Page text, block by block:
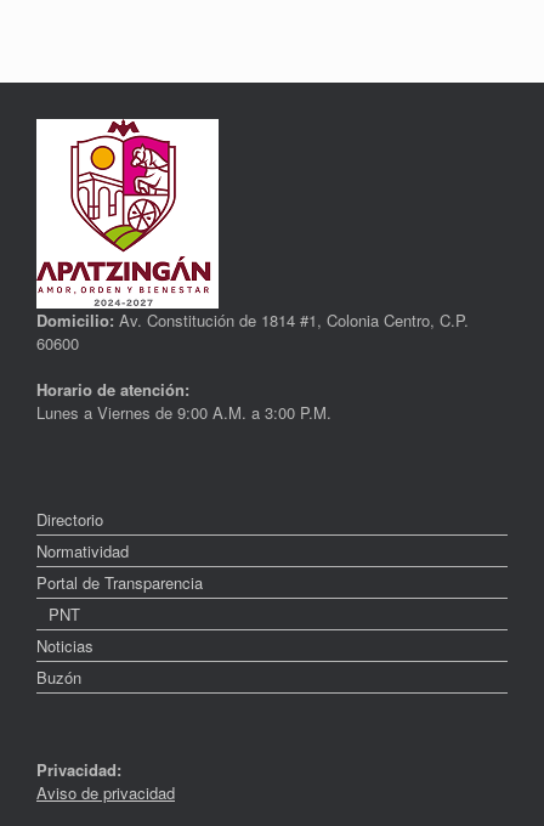
Domicilio: Av. Constitución de 1814 #1, Colonia Centro, C.P.
60600
Horario de atención:
Lunes a Viernes de 9:00 A.M. a 3:00 P.M.
Directorio
Normatividad
Portal de Transparencia
PNT
Noticias
Buzón
Privacidad:
Aviso de privacidad